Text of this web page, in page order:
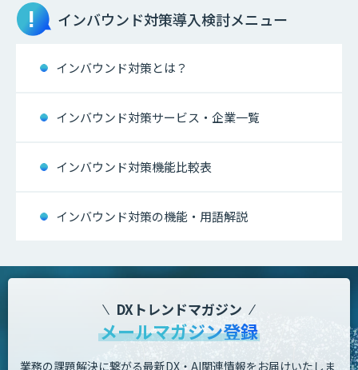
インバウンド対策導入検討メニュー
インバウンド対策とは？
インバウンド対策サービス・企業一覧
インバウンド対策機能比較表
インバウンド対策の機能・用語解説
DXトレンドマガジン
メールマガジン登録
業務の課題解決に繋がる最新DX・AI関連情報をお届けいたしま